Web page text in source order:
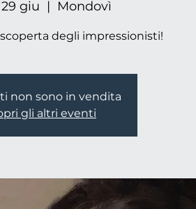
giu
  |
Mondovì
degli impressionisti!
non sono in vendita
gli altri eventi